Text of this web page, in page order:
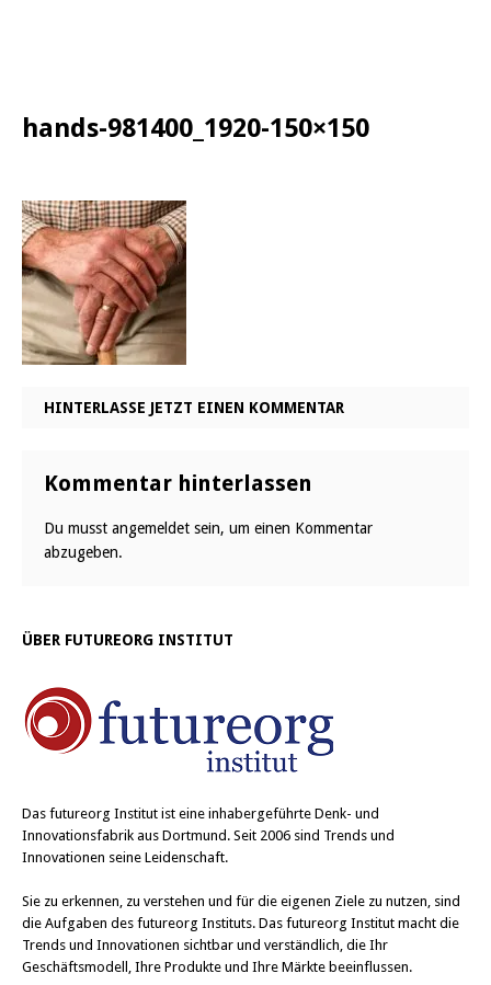
hands-981400_1920-150×150
HINTERLASSE JETZT EINEN KOMMENTAR
Kommentar hinterlassen
Du musst angemeldet sein, um einen Kommentar
abzugeben.
ÜBER FUTUREORG INSTITUT
Das futureorg Institut ist eine inhabergeführte Denk- und
Innovationsfabrik aus Dortmund. Seit 2006 sind Trends und
Innovationen seine Leidenschaft.
Sie zu erkennen, zu verstehen und für die eigenen Ziele zu nutzen, sind
die Aufgaben des futureorg Instituts. Das futureorg Institut macht die
Trends und Innovationen sichtbar und verständlich, die Ihr
Geschäftsmodell, Ihre Produkte und Ihre Märkte beeinflussen.